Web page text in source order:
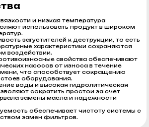
и низкая температура
использовать продукт в широком
загустителей к деструкции, то есть
характеристики сохраняются
воздействии.
свойства обеспечивают
насосов от износа в течение
что способствует сокращению
оборудования.
воды и высокая гидролитическая
сократить простои за счет
замены масла и надежности
обеспечивает чистоту системы с
замен фильтров.